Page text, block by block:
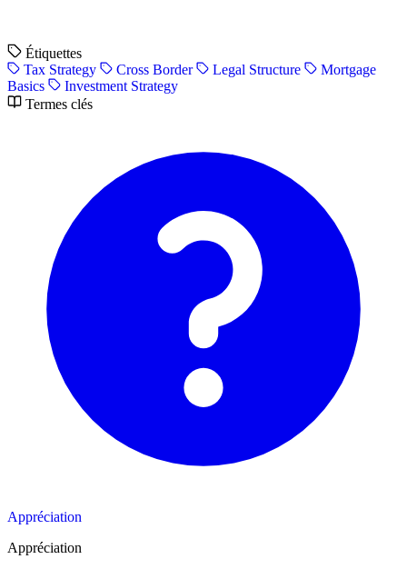
Étiquettes
Tax Strategy
Cross Border Legal Structure
Mortgage
Basics
Investment Strategy
Termes clés
Appréciation
Appréciation